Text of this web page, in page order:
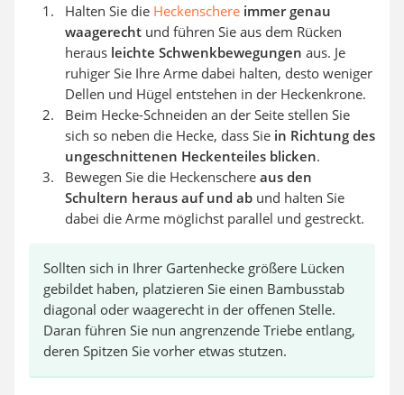
Halten Sie die Heckenschere immer genau
waagerecht und führen Sie aus dem Rücken
heraus leichte Schwenkbewegungen aus. Je
ruhiger Sie Ihre Arme dabei halten, desto weniger
Dellen und Hügel entstehen in der Heckenkrone.
Beim Hecke-Schneiden an der Seite stellen Sie
sich so neben die Hecke, dass Sie in Richtung des
ungeschnittenen Heckenteiles blicken.
Bewegen Sie die Heckenschere aus den
Schultern heraus auf und ab und halten Sie
dabei die Arme möglichst parallel und gestreckt.
Sollten sich in Ihrer Gartenhecke größere Lücken
gebildet haben, platzieren Sie einen Bambusstab
diagonal oder waagerecht in der offenen Stelle.
Daran führen Sie nun angrenzende Triebe entlang,
deren Spitzen Sie vorher etwas stutzen.